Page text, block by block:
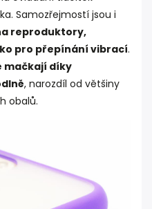
Samozřejmostí jsou i
reproduktory,
pro přepínání vibrací.
mačkají díky
, narozdíl od většiny
obalů.